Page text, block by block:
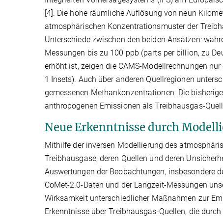
[4]. Die hohe räumliche Auflösung von neun
atmosphärischen Konzentrationsmuster der
Unterschiede zwischen den beiden Ansätzen:
Messungen bis zu 100 ppb (parts per billion, zu
erhöht ist, zeigen die CAMS-Modellrechnungen
1 Insets). Auch über anderen Quellregionen
gemessenen Methankonzentrationen. Die
anthropogenen Emissionen als Treibhausgas-
Neue Erkenntnisse durch
Mithilfe der inversen Modellierung des
Treibhausgase, deren Quellen und deren
Auswertungen der Beobachtungen, insbesondere
CoMet-2.0-Daten und der Langzeit-Messungen
Wirksamkeit unterschiedlicher Maßnahmen zur
Erkenntnisse über Treibhausgas-Quellen, die